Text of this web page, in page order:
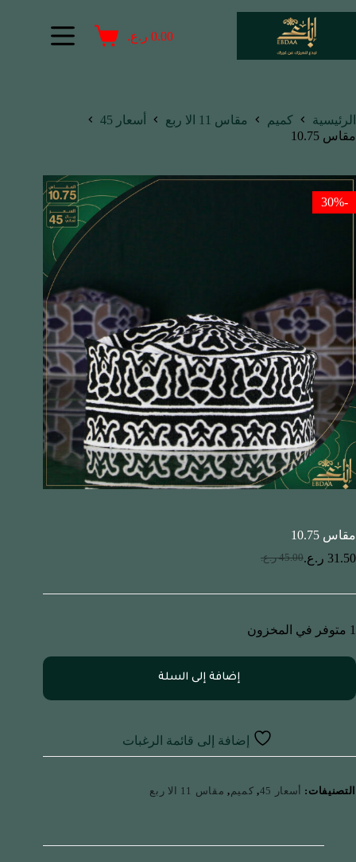
0.00 ر.ع.
الرئيسية كميم مقاس 11 الا ربع
أسعار 45
مقاس 10.75
-30%
مقاس 10.75
45.00 ر.ع. 31.50 ر.ع.
1 متوفر في المخزون
إضافة إلى السلة
إضافة إلى قائمة الرغبات
التصنيفات: أسعار 45 , كميم , مقاس 11 الا ربع